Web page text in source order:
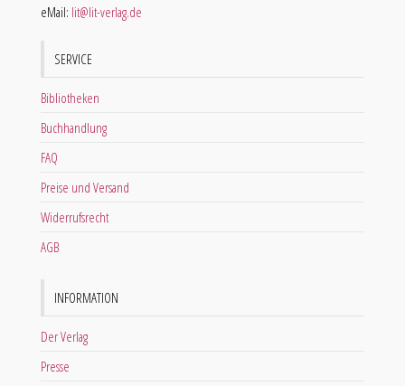
eMail: lit@lit-verlag.de
SERVICE
Bibliotheken
Buchhandlung
FAQ
Preise und Versand
Widerrufsrecht
AGB
INFORMATION
Der Verlag
Presse